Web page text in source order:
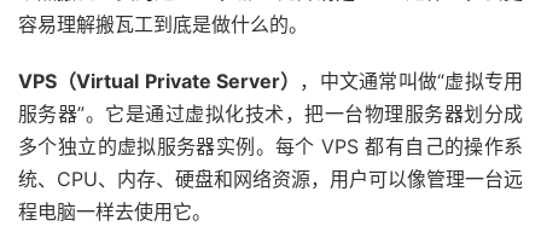
容易理解搬瓦工到底是做什么的。
VPS（Virtual Private Server） ，中文通常叫做“虚拟专用
服务器”。它是通过虚拟化技术，把一台物理服务器划分成
多个独立的虚拟服务器实例。每个 VPS 都有自己的操作系
统、CPU、内存、硬盘和网络资源，用户可以像管理一台远
程电脑一样去使用它。